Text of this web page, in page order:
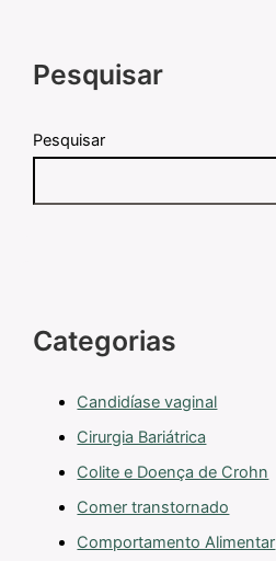
Pesquisar
Pesquisar
Categorias
Candidíase vaginal
Cirurgia Bariátrica
Colite e Doença de Crohn
Comer transtornado
Comportamento Alimentar